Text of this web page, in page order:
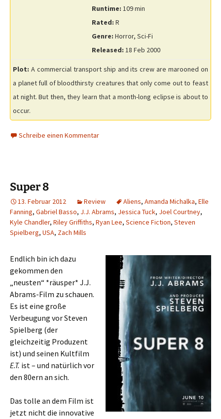
Runtime: 109 min
Rated: R
Genre: Horror, Sci-Fi
Released: 18 Feb 2000
Plot: A commercial transport ship and its crew are marooned on
a planet full of bloodthirsty creatures that only come out to feast
at night. But then, they learn that a month-long eclipse is about to
occur.
Schreibe einen Kommentar
Super 8
13. Februar 2012 Review Aliens, Amanda Michalka, Elle
Fanning, Gabriel Basso, J.J. Abrams, Jessica Tuck, Joel Courtney,
Kyle Chandler, Riley Griffiths, Ryan Lee, Science Fiction, Steven
Spielberg, USA, Zach Mills
Endlich bin ich dazu
gekommen den
„neusten“ *räusper* J.J.
Abrams-Film zu schauen.
Es ist eine große
Verbeugung vor Steven
Spielberg (der
gleichzeitig Produzent
ist) und seinen Kultfilm
E.T. ist – und natürlich vor
den 80ern an sich.
Das tolle an dem Film ist
jetzt nicht die innovative